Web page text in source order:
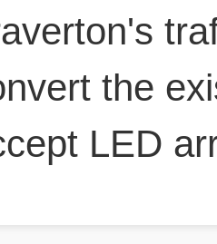
the
LED